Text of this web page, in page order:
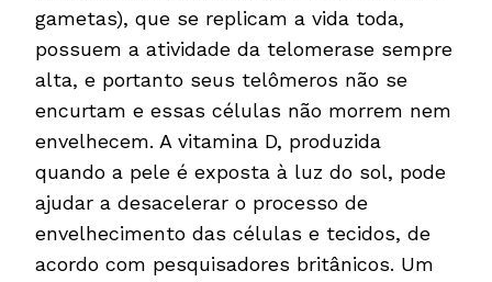
gametas), que se replicam a vida toda,
possuem a atividade da telomerase sempre
alta, e portanto seus telômeros não se
encurtam e essas células não morrem nem
envelhecem. A vitamina D, produzida
quando a pele é exposta à luz do sol, pode
ajudar a desacelerar o processo de
envelhecimento das células e tecidos, de
acordo com pesquisadores britânicos. Um